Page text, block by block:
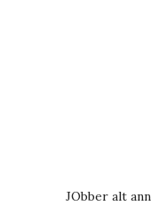
JObber alt